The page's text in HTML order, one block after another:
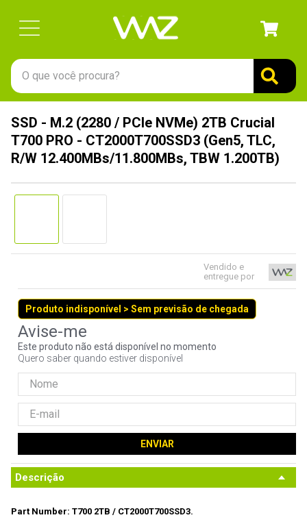
O que você procura?
SSD - M.2 (2280 / PCIe NVMe) 2TB Crucial
T700 PRO - CT2000T700SSD3 (Gen5, TLC,
R/W 12.400MBs/11.800MBs, TBW 1.200TB)
Vendido e
entregue por
Produto indisponível > Sem previsão de chegada
Este produto não está disponível no momento
Quero saber quando estiver disponível
ENVIAR
Descrição
Part Number: T700 2TB / CT2000T700SSD3.
1º
gabinete
2º
keychron
8º
controle
9º
noctua
10º fractal